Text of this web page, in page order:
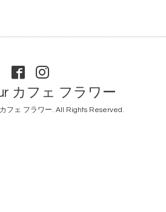
カフェ フラワー
フェ フラワー. All Rights Reserved.